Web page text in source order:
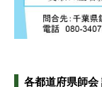
各都道府県師会